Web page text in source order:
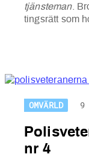
tjänsteman.
tingsrätt som
OMVÄRLD 9
nr 4